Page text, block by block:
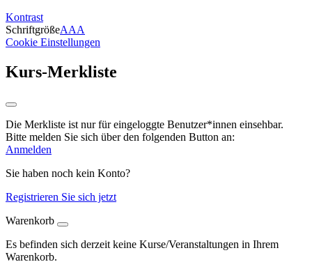
Kontrast
SchriftgrößeAAA
Cookie Einstellungen
Kurs-Merkliste
Die Merkliste ist nur für eingeloggte Benutzer*innen einsehbar.
Bitte melden Sie sich über den folgenden Button an:
Anmelden
Sie haben noch kein Konto?
Registrieren Sie sich jetzt
Warenkorb
Es befinden sich derzeit keine Kurse/Veranstaltungen in Ihrem
Warenkorb.